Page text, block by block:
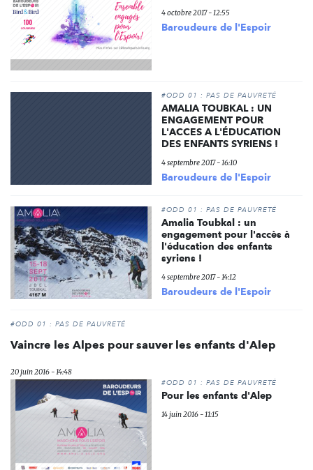
4 octobre 2017 - 12:55
Baroudeurs de l'Espoir
#ODD 01 : PAS DE PAUVRETÉ
AMALIA TOUBKAL : UN
ENGAGEMENT POUR
L'ACCES A L'ÉDUCATION
DES ENFANTS SYRIENS !
4 septembre 2017 - 16:10
Baroudeurs de l'Espoir
#ODD 01 : PAS DE PAUVRETÉ
Amalia Toubkal : un
engagement pour l'accès à
l'éducation des enfants
syriens !
4 septembre 2017 - 14:12
Baroudeurs de l'Espoir
#ODD 01 : PAS DE PAUVRETÉ
Vaincre les Alpes pour sauver les enfants d'Alep
20 juin 2016 - 14:48
#ODD 01 : PAS DE PAUVRETÉ
Pour les enfants d'Alep
14 juin 2016 - 11:15